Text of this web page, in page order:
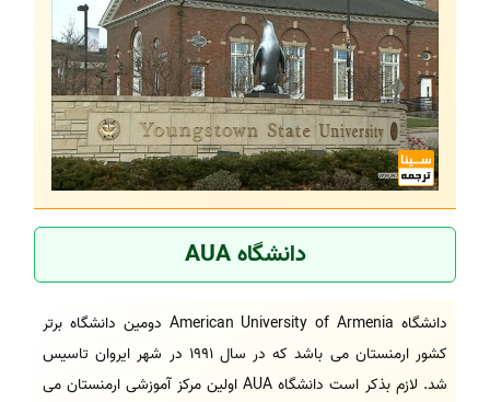
دانشگاه AUA
دانشگاه American University of Armenia دومین دانشگاه برتر
کشور ارمنستان می باشد که در سال 1991 در شهر ایروان تاسیس
شد. لازم بذکر است دانشگاه AUA اولین مرکز آموزشی ارمنستان می